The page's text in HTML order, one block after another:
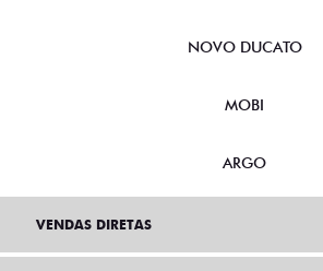
NOVO DUCATO
MOBI
ARGO
VENDAS DIRETAS